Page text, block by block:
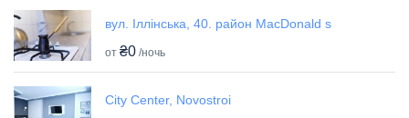
вул. Іллінська, 40. район MacDonald s
от ₴0 /ночь
City Center, Novostroi